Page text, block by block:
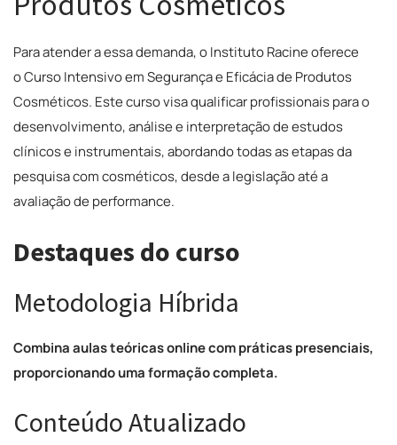
Para atender a essa demanda, o Instituto Racine oferece
o Curso Intensivo em Segurança e Eficácia de Produtos
Cosméticos. Este curso visa qualificar profissionais para o
desenvolvimento, análise e interpretação de estudos
clínicos e instrumentais, abordando todas as etapas da
pesquisa com cosméticos, desde a legislação até a
avaliação de performance.
Destaques do curso
Metodologia Híbrida
Combina aulas teóricas online com práticas presenciais,
proporcionando uma formação completa.
Conteúdo Atualizado